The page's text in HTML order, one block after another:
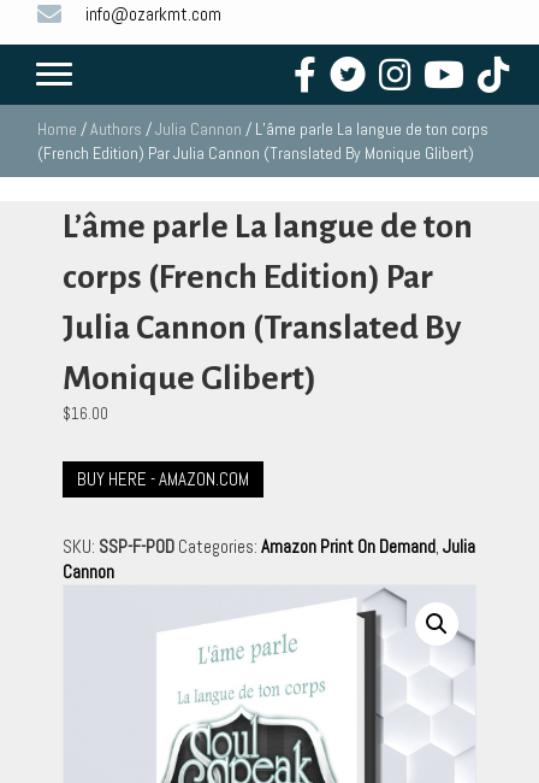
info@ozarkmt.com
Home /Authors /Julia Cannon / L’âme parle La langue de ton corps
(French Edition) Par Julia Cannon (Translated By Monique Glibert)
L’âme parle La langue de ton
corps (French Edition) Par
Julia Cannon (Translated By
Monique Glibert)
$16.00
BUY HERE - AMAZON.COM
SKU: SSP-F-POD Categories: Amazon Print On Demand, Julia
Cannon